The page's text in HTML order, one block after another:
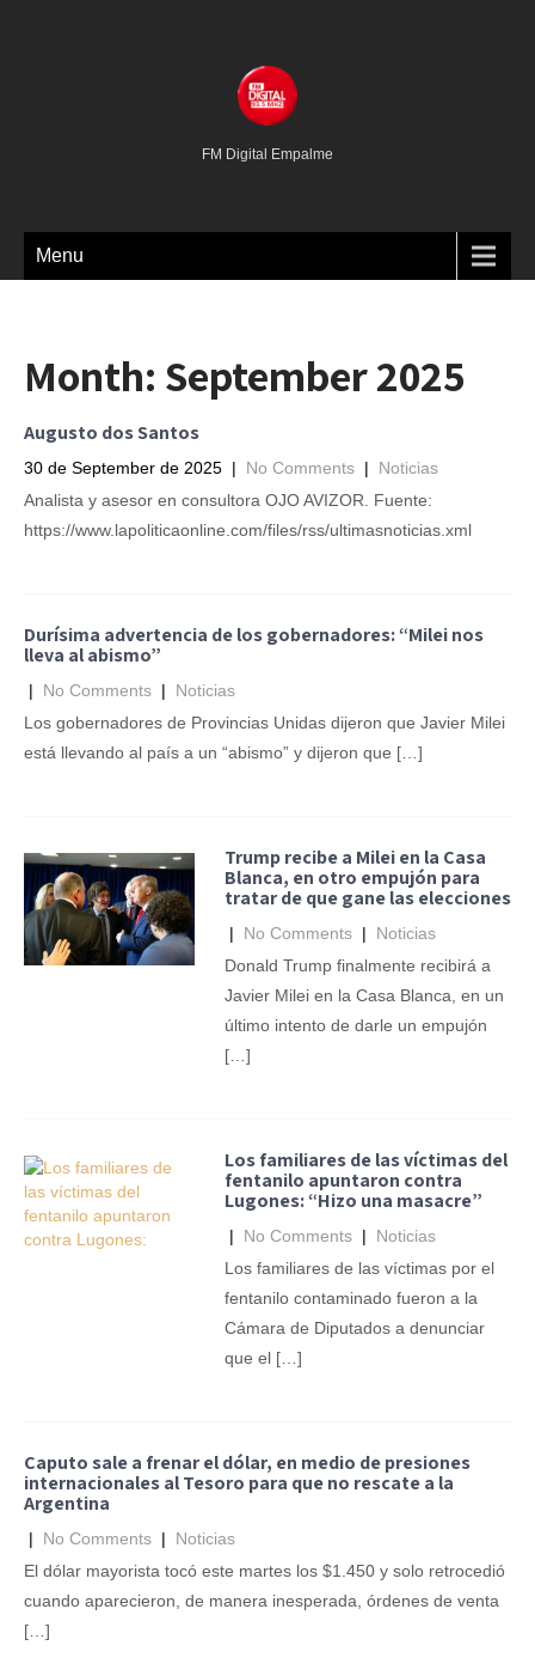
FM Digital Empalme
Menu
Month: September 2025
Augusto dos Santos
30 de September de 2025 | No Comments | Noticias
Analista y asesor en consultora OJO AVIZOR. Fuente:
https://www.lapoliticaonline.com/files/rss/ultimasnoticias.xml
Durísima advertencia de los gobernadores: “Milei nos
lleva al abismo”
| No Comments | Noticias
Los gobernadores de Provincias Unidas dijeron que Javier Milei
está llevando al país a un “abismo” y dijeron que […]
Trump recibe a Milei en la Casa
Blanca, en otro empujón para
tratar de que gane las elecciones
| No Comments | Noticias
Donald Trump finalmente recibirá a
Javier Milei en la Casa Blanca, en un
último intento de darle un empujón
[…]
Los familiares de las víctimas del
fentanilo apuntaron contra
Lugones: “Hizo una masacre”
| No Comments | Noticias
Los familiares de las víctimas por el
fentanilo contaminado fueron a la
Cámara de Diputados a denunciar
que el […]
Caputo sale a frenar el dólar, en medio de presiones
internacionales al Tesoro para que no rescate a la
Argentina
| No Comments | Noticias
El dólar mayorista tocó este martes los $1.450 y solo retrocedió
cuando aparecieron, de manera inesperada, órdenes de venta
[…]